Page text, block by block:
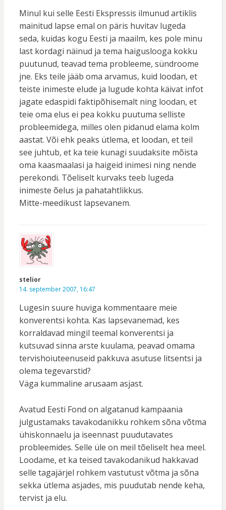
Minul kui selle Eesti Ekspressis ilmunud artiklis
mainitud lapse emal on päris huvitav lugeda
seda, kuidas kogu Eesti ja maailm, kes pole minu
last kordagi näinud ja tema haiguslooga kokku
puutunud, teavad tema probleeme, sündroome
jne. Eks teile jääb oma arvamus, kuid loodan, et
teiste inimeste elude ja lugude kohta käivat infot
jagate edaspidi faktipõhisemalt ning loodan, et
teie oma elus ei pea kokku puutuma selliste
probleemidega, milles olen pidanud elama kolm
aastat. Või ehk peaks ütlema, et loodan, et teil
see juhtub, et ka teie kunagi suudaksite mõista
oma kaasmaalasi ja haigeid inimesi ning nende
perekondi. Tõeliselt kurvaks teeb lugeda
inimeste õelus ja pahatahtlikkus.
Mitte-meedikust lapsevanem.
stelior
14. september 2007, 16:47
Lugesin suure huviga kommentaare meie
konverentsi kohta. Kas lapsevanemad, kes
korraldavad mingil teemal konverentsi ja
kutsuvad sinna arste kuulama, peavad omama
tervishoiuteenuseid pakkuva asutuse litsentsi ja
olema tegevarstid?
Väga kummaline arusaam asjast.
Avatud Eesti Fond on algatanud kampaania
julgustamaks tavakodanikku rohkem sõna võtma
ühiskonnaelu ja iseennast puudutavates
probleemides. Selle üle on meil tõeliselt hea meel.
Loodame, et ka teised tavakodanikud hakkavad
selle tagajärjel rohkem vastutust võtma ja sõna
sekka ütlema asjades, mis puudutab nende keha,
tervist ja elu.